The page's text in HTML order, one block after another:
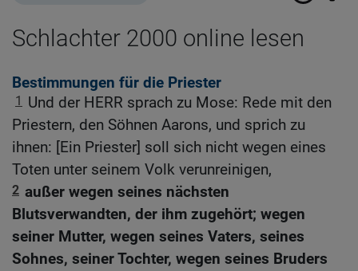
Schlachter 2000 online lesen
Bestimmungen für die Priester
1
Und der HERR sprach zu Mose: Rede mit den
Priestern, den Söhnen Aarons, und sprich zu
ihnen: [Ein Priester] soll sich nicht wegen eines
Toten unter seinem Volk verunreinigen,
2 außer wegen seines nächsten
Blutsverwandten, der ihm zugehört; wegen
seiner Mutter, wegen seines Vaters, seines
Sohnes, seiner Tochter, wegen seines Bruders